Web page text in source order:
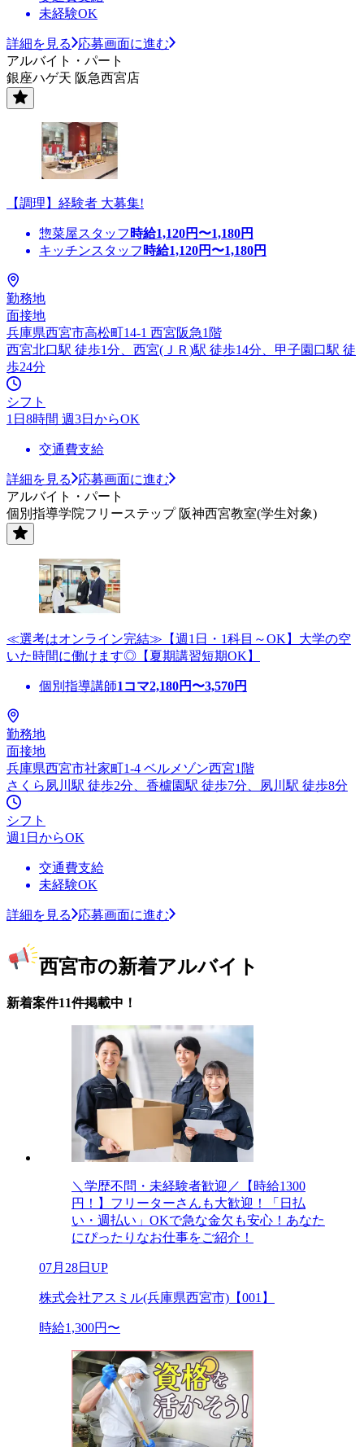
未経験OK
詳細を見る
応募画面に進む
アルバイト・パート
銀座ハゲ天 阪急西宮店
【調理】経験者 大募集!
惣菜屋スタッフ 時給1,120円〜1,180円
キッチンスタッフ 時給1,120円〜1,180円
勤務地
面接地
兵庫県西宮市高松町14-1 西宮阪急1階
西宮北口駅 徒歩1分、西宮(ＪＲ)駅 徒歩14分、甲子園口駅 徒
歩24分
シフト
1日8時間 週3日からOK
交通費支給
詳細を見る
応募画面に進む
アルバイト・パート
個別指導学院フリーステップ 阪神西宮教室(学生対象)
≪選考はオンライン完結≫【週1日・1科目～OK】大学の空
いた時間に働けます◎【夏期講習短期OK】
個別指導講師1コマ2,180円〜3,570円
勤務地
面接地
兵庫県西宮市社家町1-4 ベルメゾン西宮1階
さくら夙川駅 徒歩2分、香櫨園駅 徒歩7分、夙川駅 徒歩8分
シフト
週1日からOK
交通費支給
未経験OK
詳細を見る 応募画面に進む
西宮市の新着アルバイト
新着案件11件掲載中！
＼学歴不問・未経験者歓迎／【時給1300
円！】フリーターさんも大歓迎！「日払
い・週払い」OKで急な金欠も安心！あなた
にぴったりなお仕事をご紹介！
07月28日UP
株式会社アスミル(兵庫県西宮市)【001】
時給1,300円〜